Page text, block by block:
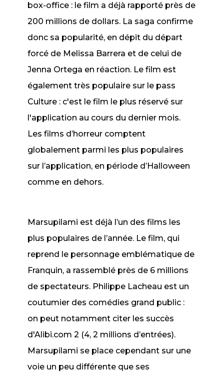
box-office : le film a déjà rapporté près de
200 millions de dollars. La saga confirme
donc sa popularité, en dépit du départ
forcé de Melissa Barrera et de celui de
Jenna Ortega en réaction. Le film est
également très populaire sur le pass
Culture : c'est le film le plus réservé sur
l'application au cours du dernier mois.
Les films d’horreur comptent
globalement parmi les plus populaires
sur l’application, en période d’Halloween
comme en dehors.
Marsupilami est déjà l’un des films les
plus populaires de l’année. Le film, qui
reprend le personnage emblématique de
Franquin, a rassemblé près de 6 millions
de spectateurs. Philippe Lacheau est un
coutumier des comédies grand public :
on peut notamment citer les succès
d'Alibi.com 2 (4, 2 millions d’entrées).
Marsupilami se place cependant sur une
voie un peu différente que ses